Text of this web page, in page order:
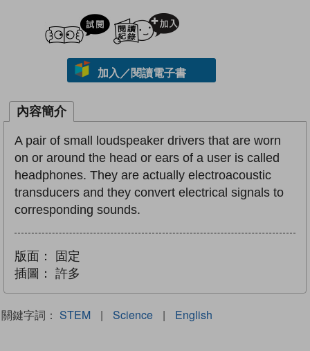
試閲
加入／閱讀電子書
內容簡介
A pair of small loudspeaker drivers that are worn
on or around the head or ears of a user is called
headphones. They are actually electroacoustic
transducers and they convert electrical signals to
corresponding sounds.
版面：
固定
插圖：
許多
關鍵字詞： STEM | Science | English